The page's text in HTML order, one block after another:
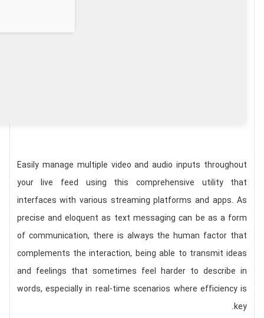
Easily manage multiple video and audio inputs throughout
your live feed using this comprehensive utility that
interfaces with various streaming platforms and apps. As
precise and eloquent as text messaging can be as a form
of communication, there is always the human factor that
complements the interaction, being able to transmit ideas
and feelings that sometimes feel harder to describe in
words, especially in real-time scenarios where efficiency is
key.